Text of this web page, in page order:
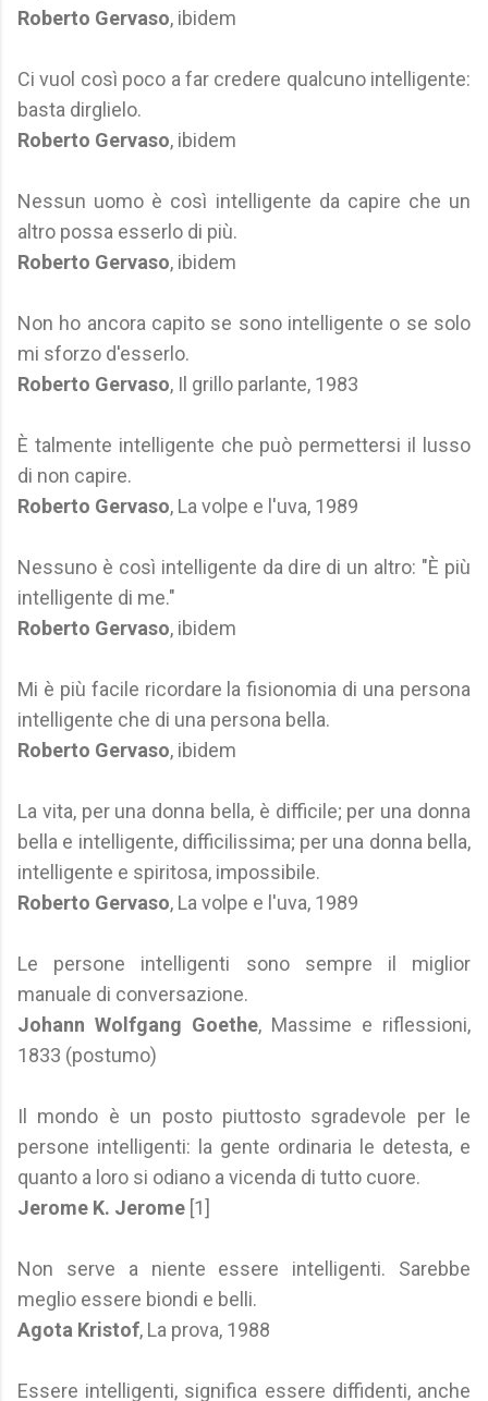
Roberto Gervaso, ibidem
Ci vuol così poco a far credere qualcuno intelligente:
basta dirglielo.
Roberto Gervaso, ibidem
Nessun uomo è così intelligente da capire che un
altro possa esserlo di più.
Roberto Gervaso, ibidem
Non ho ancora capito se sono intelligente o se solo
mi sforzo d'esserlo.
Roberto Gervaso, Il grillo parlante, 1983
È talmente intelligente che può permettersi il lusso
di non capire.
Roberto Gervaso, La volpe e l'uva, 1989
Nessuno è così intelligente da dire di un altro: "È più
intelligente di me."
Roberto Gervaso, ibidem
Mi è più facile ricordare la fisionomia di una persona
intelligente che di una persona bella.
Roberto Gervaso, ibidem
La vita, per una donna bella, è difficile; per una donna
bella e intelligente, difficilissima; per una donna bella,
intelligente e spiritosa, impossibile.
Roberto Gervaso, La volpe e l'uva, 1989
Le persone intelligenti sono sempre il miglior
manuale di conversazione.
Johann Wolfgang Goethe, Massime e riflessioni,
1833 (postumo)
Il mondo è un posto piuttosto sgradevole per le
persone intelligenti: la gente ordinaria le detesta, e
quanto a loro si odiano a vicenda di tutto cuore.
Jerome K. Jerome [1]
Non serve a niente essere intelligenti. Sarebbe
meglio essere biondi e belli.
Agota Kristof, La prova, 1988
Essere intelligenti, significa essere diffidenti, anche